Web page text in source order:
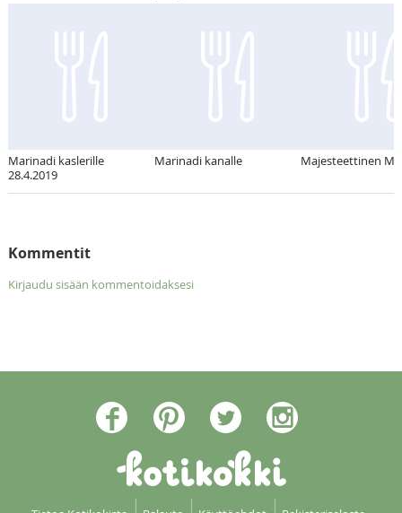
Marinadi kaslerille
28.4.2019
Marinadi kanalle Majesteettinen
Kommentit
Kirjaudu sisään kommentoidaksesi